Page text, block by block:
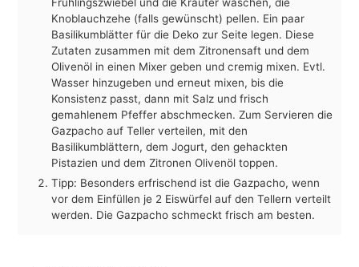
Frühlingszwiebel und die Kräuter waschen, die
Knoblauchzehe (falls gewünscht) pellen. Ein paar
Basilikumblätter für die Deko zur Seite legen. Diese
Zutaten zusammen mit dem Zitronensaft und dem
Olivenöl in einen Mixer geben und cremig mixen. Evtl.
Wasser hinzugeben und erneut mixen, bis die
Konsistenz passt, dann mit Salz und frisch
gemahlenem Pfeffer abschmecken. Zum Servieren die
Gazpacho auf Teller verteilen, mit den
Basilikumblättern, dem Jogurt, den gehackten
Pistazien und dem Zitronen Olivenöl toppen.
Tipp: Besonders erfrischend ist die Gazpacho, wenn
vor dem Einfüllen je 2 Eiswürfel auf den Tellern verteilt
werden. Die Gazpacho schmeckt frisch am besten.